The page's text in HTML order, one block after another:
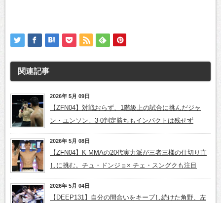
関連記事
2026年 5月 09日
【ZFN04】対戦おらず、1階級上の試合に挑んだジャ
ン・ユンソン。3-0判定勝ちもインパクトは残せず
2026年 5月 08日
【ZFN04】K-MMAの20代実力派が三者三様の仕切り直
しに挑む。チュ・ドンジョ× チェ・スングクも注目
2026年 5月 04日
【DEEP131】自分の間合いをキープし続けた角野、左